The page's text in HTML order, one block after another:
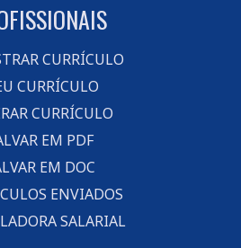
CURRÍCULO
CURRÍCULO
CURRÍCULO
EM PDF
EM DOC
ENVIADOS
SALARIAL